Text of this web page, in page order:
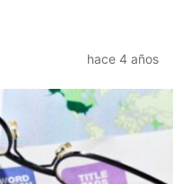
hace 4 años